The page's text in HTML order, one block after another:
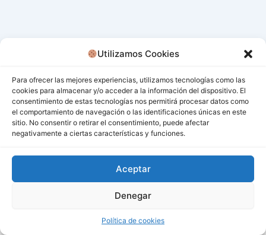
Utilizamos Cookies
Para ofrecer las mejores experiencias, utilizamos tecnologías como las
cookies para almacenar y/o acceder a la información del dispositivo. El
consentimiento de estas tecnologías nos permitirá procesar datos como
el comportamiento de navegación o las identificaciones únicas en este
sitio. No consentir o retirar el consentimiento, puede afectar
negativamente a ciertas características y funciones.
Aceptar
Denegar
Política de cookies
Todos los derechos © 2026 San Miguel De Los Bancos |